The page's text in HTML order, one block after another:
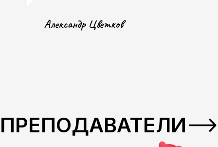
Александр Цветков
дисциплин